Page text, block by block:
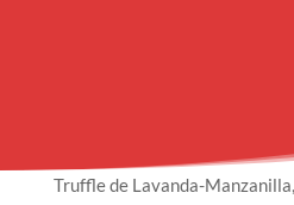
Truffle de Lavanda-